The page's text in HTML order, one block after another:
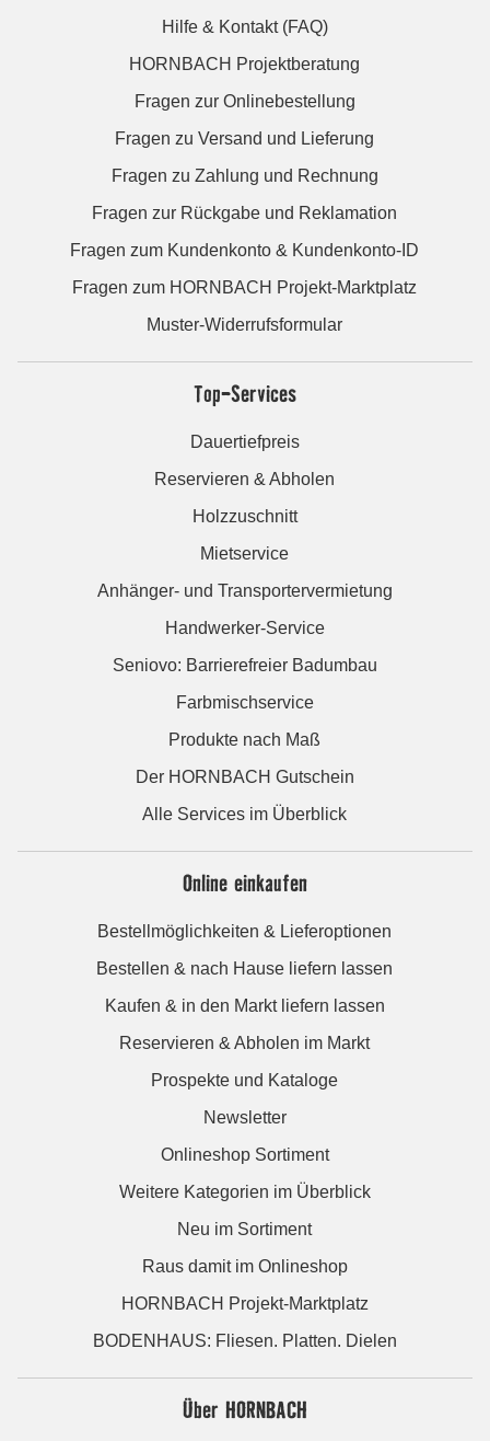
Hilfe & Kontakt (FAQ)
HORNBACH Projektberatung
Fragen zur Onlinebestellung
Fragen zu Versand und Lieferung
Fragen zu Zahlung und Rechnung
Fragen zur Rückgabe und Reklamation
Fragen zum Kundenkonto & Kundenkonto-ID
Fragen zum HORNBACH Projekt-Marktplatz
Muster-Widerrufsformular
Top-Services
Dauertiefpreis
Reservieren & Abholen
Holzzuschnitt
Mietservice
Anhänger- und Transportervermietung
Handwerker-Service
Seniovo: Barrierefreier Badumbau
Farbmischservice
Produkte nach Maß
Der HORNBACH Gutschein
Alle Services im Überblick
Online einkaufen
Bestellmöglichkeiten & Lieferoptionen
Bestellen & nach Hause liefern lassen
Kaufen & in den Markt liefern lassen
Reservieren & Abholen im Markt
Prospekte und Kataloge
Newsletter
Onlineshop Sortiment
Weitere Kategorien im Überblick
Neu im Sortiment
Raus damit im Onlineshop
HORNBACH Projekt-Marktplatz
BODENHAUS: Fliesen. Platten. Dielen
Über HORNBACH